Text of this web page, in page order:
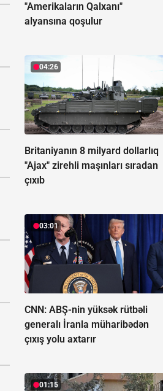
"Amerikaların Qalxanı"
alyansına qoşulur
04:26
Britaniyanın 8 milyard dollarlıq
"Ajax" zirehli maşınları sıradan
çıxıb
03:01
CNN: ABŞ-nin yüksək rütbəli
generalı İranla müharibədən
çıxış yolu axtarır
01:15